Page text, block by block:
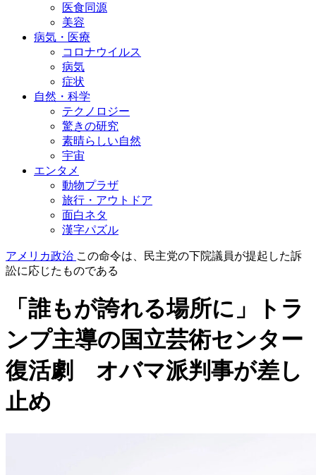
医食同源
美容
病気・医療
コロナウイルス
病気
症状
自然・科学
テクノロジー
驚きの研究
素晴らしい自然
宇宙
エンタメ
動物プラザ
旅行・アウトドア
面白ネタ
漢字パズル
アメリカ政治 この命令は、民主党の下院議員が提起した訴
訟に応じたものである
「誰もが誇れる場所に」トラ
ンプ主導の国立芸術センター
復活劇 オバマ派判事が差し
止め